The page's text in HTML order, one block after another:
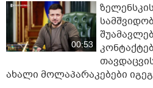
00:53
ახალი მოლაპარაკებები